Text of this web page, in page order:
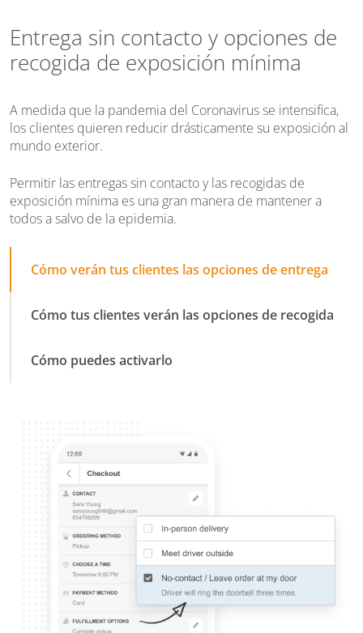
Entrega sin contacto y opciones de
recogida de exposición mínima
A medida que la pandemia del Coronavirus se intensifica,
los clientes quieren reducir drásticamente su exposición al
mundo exterior.
Permitir las entregas sin contacto y las recogidas de
exposición mínima es una gran manera de mantener a
todos a salvo de la epidemia.
Cómo verán tus clientes las opciones de entrega
Cómo tus clientes verán las opciones de recogida
Cómo puedes activarlo